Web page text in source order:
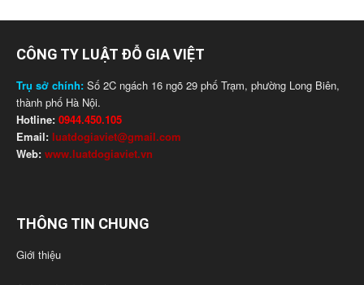
CÔNG TY LUẬT ĐỖ GIA VIỆT
Trụ sở chính: Số 2C ngách 16 ngõ 29 phố Trạm, phường Long Biên,
thành phố Hà Nội.
Hotline: 0944.450.105
Email: luatdogiaviet@gmail.com
Web: www.luatdogiaviet.vn
THÔNG TIN CHUNG
Giới thiệu